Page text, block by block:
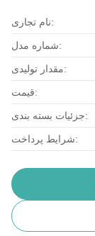
نام تجاری:
شماره مدل:
مقدار تولیدی:
قیمت:
جزئیات بسته بندی:
شرایط پرداخت: